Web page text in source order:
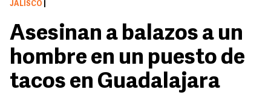
JALISCO
Asesinan a balazos a un
hombre en un puesto de
tacos en Guadalajara